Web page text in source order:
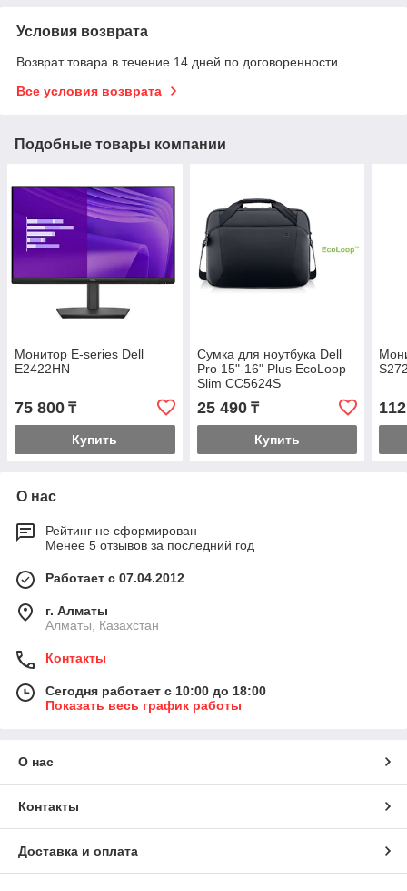
Условия возврата
Возврат товара в течение 14 дней по договоренности
Все условия возврата
Подобные товары компании
Монитор E-series Dell
E2422HN
75 800 ₸
Купить
Сумка для ноутбука Dell
Pro 15"-16" Plus EcoLoop
Slim CC5624S
25 490₸
Купить
О нас
Рейтинг не сформирован
Менее 5 отзывов за последний год
Работает с 07.04.2012
г. Алматы
Алматы, Казахстан
Контакты
Сегодня работает с 10:00 до 18:00
Показать весь график работы
О нас
Контакты
Доставка и оплата